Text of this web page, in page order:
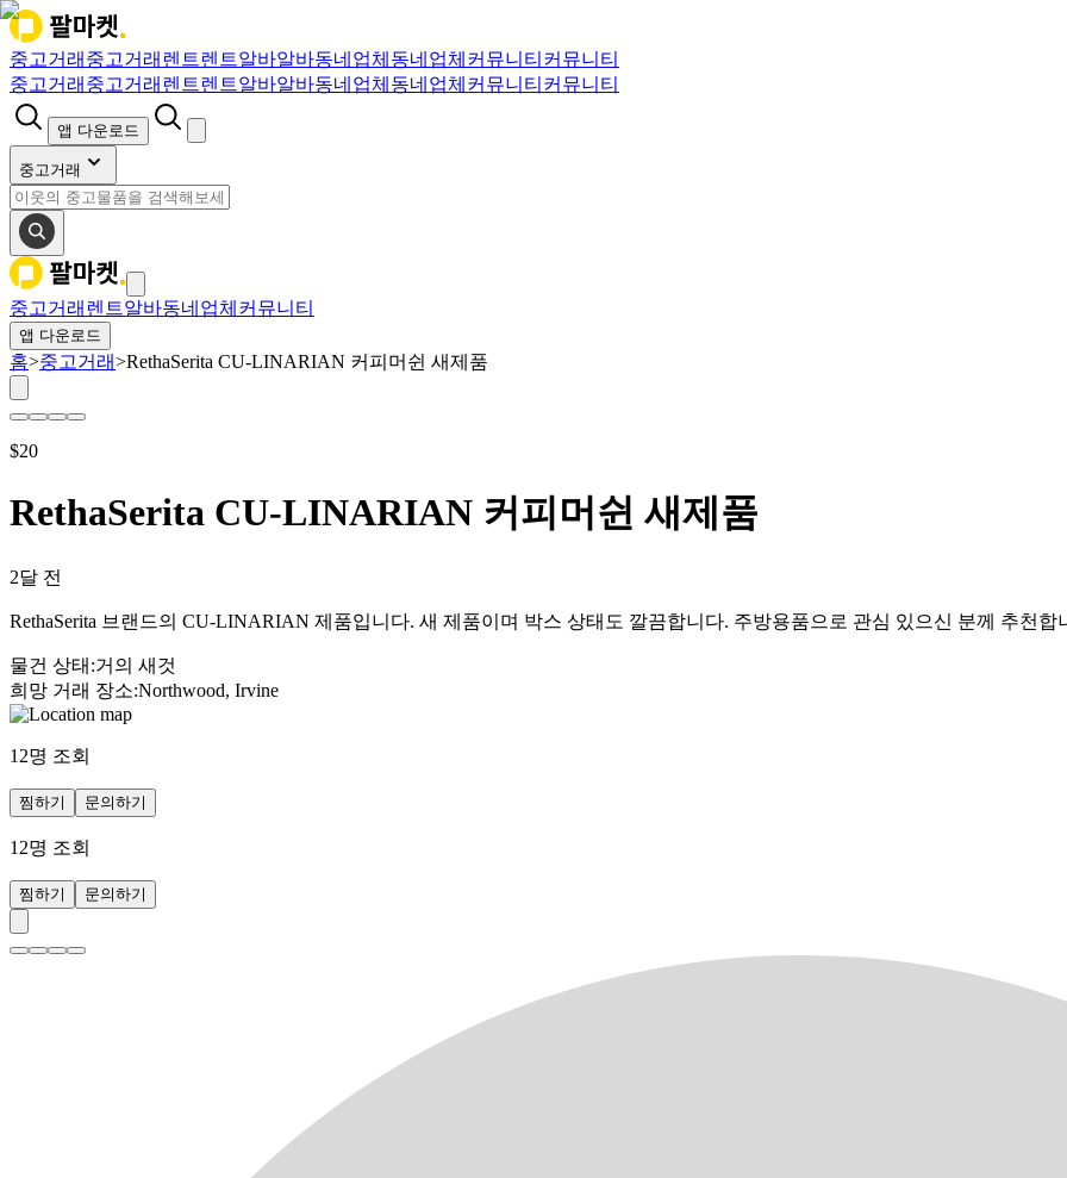
중고거래 중고거래 렌트렌트알바알바동네업체 동네업체 커뮤니티 커뮤니티
중고거래 중고거래 렌트렌트알바알바동네업체 동네업체 커뮤니티 커뮤니티
앱 다운로드
중고거래
중고거래 렌트알바동네업체 커뮤니티
앱 다운로드
홈>중고거래>RethaSerita CU-LINARIAN 커피머쉰 새제품
$20
RethaSerita CU-LINARIAN 커피머쉰 새제품
2달 전
RethaSerita 브랜드의 CU-LINARIAN 제품입니다. 새 제품이며 박스 상태도 깔끔합니다. 주방용품으로 관심 있으신 분께 추천합
물건 상태 :거의 새것
희망 거래 장소:Northwood, Irvine
12명 조회
찜하기 문의하기
12명 조회
찜하기 문의하기